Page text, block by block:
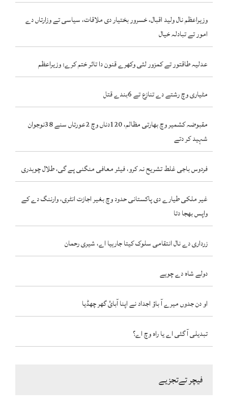
وزیراعظم نال ولید اقبال، خسرور بختیار دی ملاقات، سیاسی تے وزارتاں دے
امور تے تبادلہ خیال
عدلیہ طاقتور تے کمزور لئی وکھرے قنون دا تاثر ختم کرے: وزیراعظم
مٹیاری وچ رشتے دے تنازع تے 6بندے قتل
مقبوضہ کشمیر وچ بھارتی مظالم، 120دناں وچ 2عورتاں سنے 38نوجوان
شہید کر دتے
فردوس باجی غلط تشریح نہ کرو، فیئر معافی منگنی پے گی، طلال چوہدری
غیر ملکی طیارے دی پاکستانی حدود وچ بغیر اجازت انٹری، وارننگ دے کے
واپس بھجا دتا
زرداری دے نال انتقامی سلوک کیتا جارہیا اے، شیری رحمان
دولے شاہ دے چوہے
او دن جدوں میرے آ باؤ اجداد نے اپنا آبائ گھر چھڈیا
تبدیلی آ گئی اے یا راہ وچ اے؟
فیچر تےتجزیے